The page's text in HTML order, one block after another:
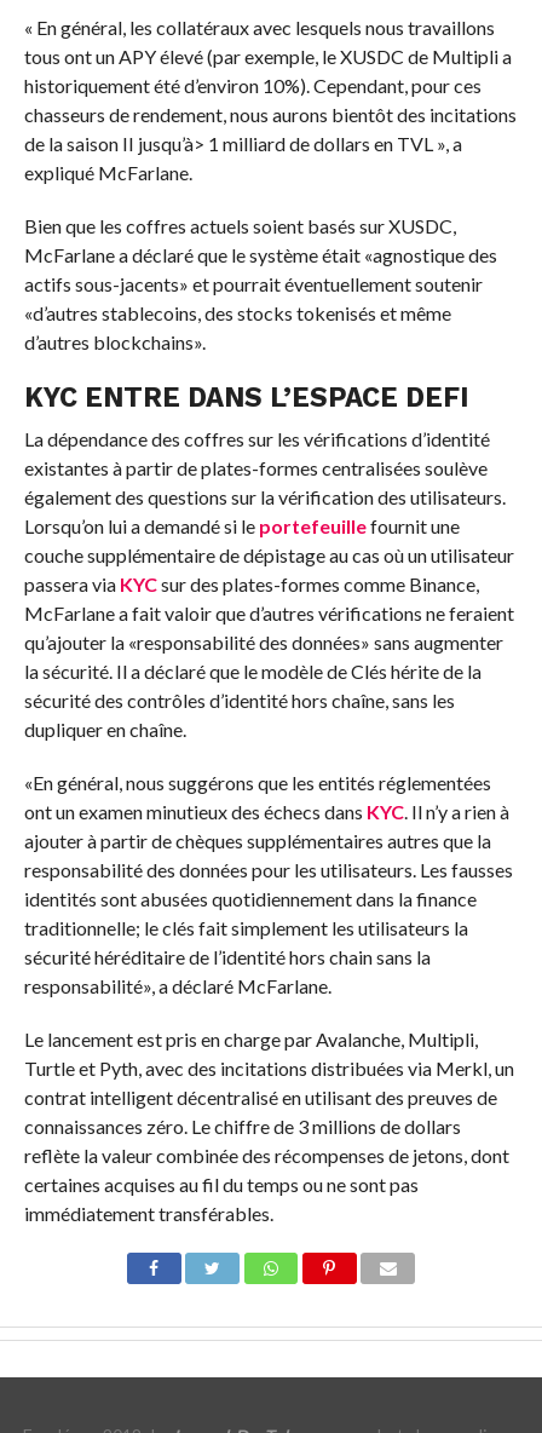
« En général, les collatéraux avec lesquels nous travaillons
tous ont un APY élevé (par exemple, le XUSDC de Multipli a
historiquement été d’environ 10%). Cependant, pour ces
chasseurs de rendement, nous aurons bientôt des incitations
de la saison II jusqu’à> 1 milliard de dollars en TVL », a
expliqué McFarlane.
Bien que les coffres actuels soient basés sur XUSDC,
McFarlane a déclaré que le système était «agnostique des
actifs sous-jacents» et pourrait éventuellement soutenir
«d’autres stablecoins, des stocks tokenisés et même
d’autres blockchains».
KYC ENTRE DANS L’ESPACE DEFI
La dépendance des coffres sur les vérifications d’identité
existantes à partir de plates-formes centralisées soulève
également des questions sur la vérification des utilisateurs.
Lorsqu’on lui a demandé si le portefeuillefournit une
couche supplémentaire de dépistage au cas où un utilisateur
passera via KYCsur des plates-formes comme Binance,
McFarlane a fait valoir que d’autres vérifications ne feraient
qu’ajouter la «responsabilité des données» sans augmenter
la sécurité. Il a déclaré que le modèle de Clés hérite de la
sécurité des contrôles d’identité hors chaîne, sans les
dupliquer en chaîne.
«En général, nous suggérons que les entités réglementées
ont un examen minutieux des échecs dans KYC. Il n’y a rien à
ajouter à partir de chèques supplémentaires autres que la
responsabilité des données pour les utilisateurs. Les fausses
identités sont abusées quotidiennement dans la finance
traditionnelle; le clés fait simplement les utilisateurs la
sécurité héréditaire de l’identité hors chain sans la
responsabilité», a déclaré McFarlane.
Le lancement est pris en charge par Avalanche, Multipli,
Turtle et Pyth, avec des incitations distribuées via Merkl, un
contrat intelligent décentralisé en utilisant des preuves de
connaissances zéro. Le chiffre de 3 millions de dollars
reflète la valeur combinée des récompenses de jetons, dont
certaines acquises au fil du temps ou ne sont pas
immédiatement transférables.